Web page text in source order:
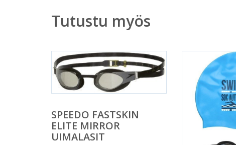
Tutustu myös
SPEEDO FASTSKIN
ELITE MIRROR
UIMALASIT